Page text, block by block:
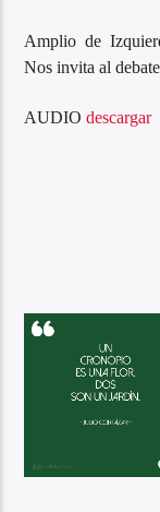
Amplio de
Nos invita al
AUDIOdescargar